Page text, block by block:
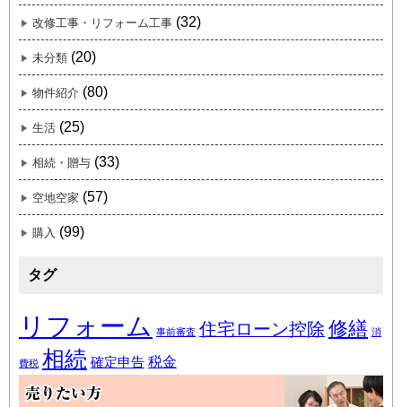
改修工事・リフォーム工事 (32)
未分類 (20)
物件紹介 (80)
生活 (25)
相続・贈与 (33)
空地空家 (57)
購入 (99)
タグ
リフォーム 事前審査 住宅ローン控除 修繕 消
費税 相続 確定申告 税金